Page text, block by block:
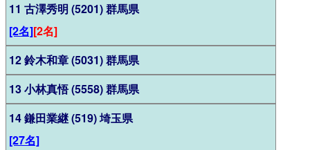
11 古澤秀明 (5201) 群馬県
[2名][2名]
12 鈴木和章 (5031) 群馬県
13 小林真悟 (5558) 群馬県
14 鎌田業継 (519) 埼玉県
[27名]